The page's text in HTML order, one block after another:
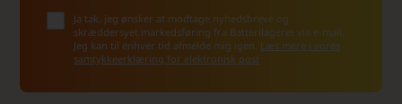
Ja tak, jeg ønsker at modtage nyhedsbreve og
skræddersyet markedsføring fra Batterilageret via e-mail.
Jeg kan til enhver tid afmelde mig igen. Læs mere i vores
samtykkeerklæring for elektronisk post